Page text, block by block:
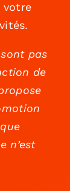
votre
pas
de
n’est